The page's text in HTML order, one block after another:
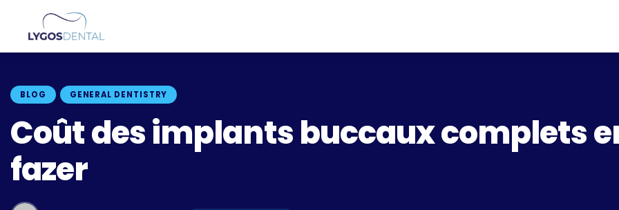
BLOG GENERAL DENTISTRY
Coût des implants buccaux complets
fazer